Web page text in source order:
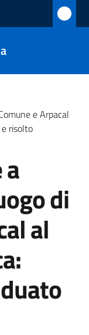
e Arpacal
risolto
di
al